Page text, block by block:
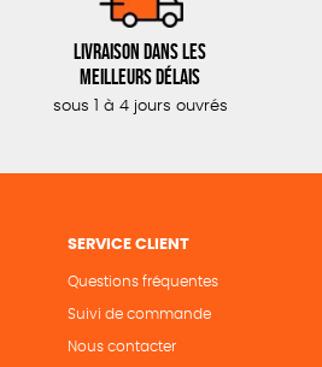
Livraison dans les
meilleurs délais
sous 1 à 4 jours ouvrés
SERVICE CLIENT
Questions fréquentes
Suivi de commande
Nous contacter